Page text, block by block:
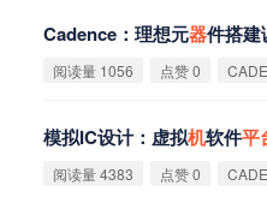
Cadence：理想元器件搭建
阅读量 1056 点赞 0
模拟IC设计：虚拟机软件平
阅读量 4383 点赞 0